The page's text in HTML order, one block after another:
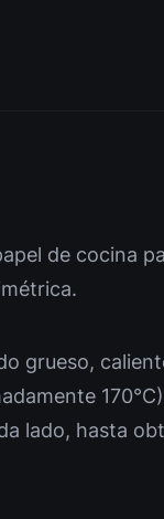
de cocina
grueso,
lado, hasta